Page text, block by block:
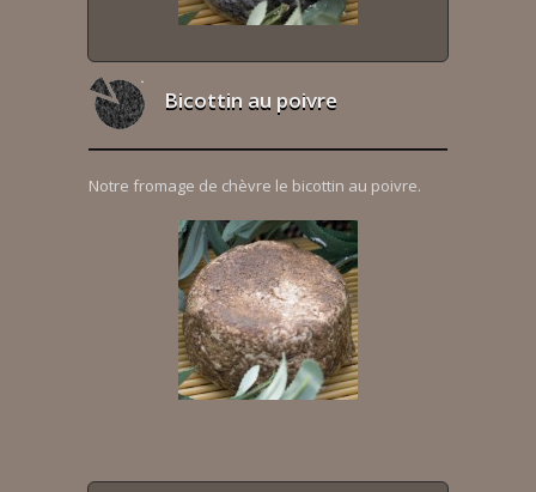
Bicottin au poivre
Notre fromage de chèvre le bicottin au poivre.